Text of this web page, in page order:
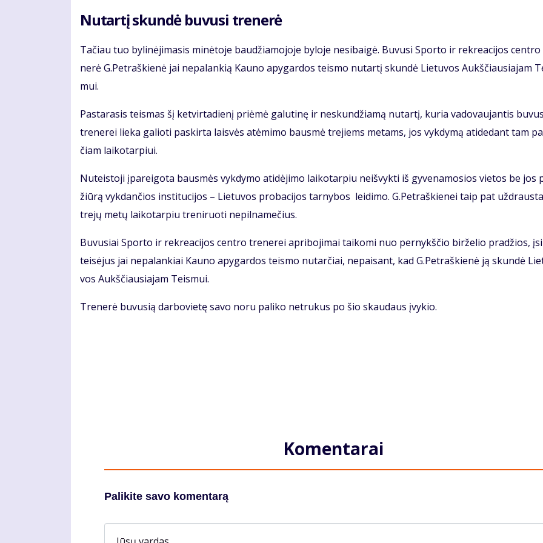
Nu­tar­tį skun­dė bu­vu­si tre­ne­rė
Ta­čiau tuo by­li­nė­ji­ma­sis mi­nė­to­je bau­džia­mo­jo­je by­lo­je ne­si­bai­gė. Bu­vu­si Spor­to ir rek­re­a­ci­jos
ne­rė G.Pet­raš­kie­nė jai ne­pa­lan­kią Kau­no apy­gar­dos teis­mo nu­tar­tį skun­dė Lie­tu­vos Aukš­čiau­sia­jam
mui.
Pas­ta­ra­sis teis­mas šį ket­vir­ta­die­nį pri­ėmė ga­lu­ti­nę ir ne­skun­džia­mą nu­tar­tį, ku­ria va­do­vau­jan­tis
tre­ne­rei lie­ka ga­lio­ti pa­skir­ta lais­vės at­ėmi­mo baus­mė tre­jiems me­tams, jos vyk­dy­mą ati­de­dant tam
čiam lai­ko­tar­piui.
Nu­teis­to­ji įpa­rei­go­ta baus­mės vyk­dy­mo ati­dė­ji­mo lai­ko­tar­piu ne­iš­vyk­ti iš gy­ve­na­mo­sios vie­tos be jos
žiū­rą vyk­dan­čios ins­ti­tu­ci­jos – Lie­tu­vos pro­ba­ci­jos tar­ny­bos lei­di­mo. G.Pet­raš­kie­nei taip pat už­draus­ta
tre­jų me­tų lai­ko­tar­piu tre­ni­ruo­ti ne­pil­na­me­čius.
Bu­vu­siai Spor­to ir rek­re­a­ci­jos cen­tro tre­ne­rei ap­ri­bo­ji­mai tai­ko­mi nuo per­nykš­čio bir­že­lio pra­džios,
teisėjus jai ne­pa­lan­kiai Kau­no apy­gar­dos teis­mo nu­tar­čiai, ne­pai­sant, kad G.Pet­raš­kie­nė ją skun­dė
vos Aukš­čiau­sia­jam Teis­mui.
Tre­ne­rė bu­vu­sią dar­bo­vie­tę sa­vo no­ru pa­li­ko ne­tru­kus po šio skau­daus įvy­kio.
Komentarai
Palikite savo komentarą